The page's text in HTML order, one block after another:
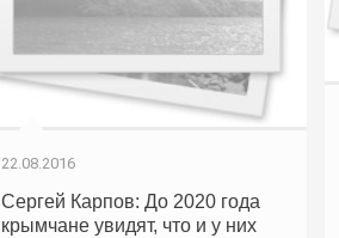
22.08.2016
Сергей Карпов: До 2020 года
крымчане увидят, что и у них